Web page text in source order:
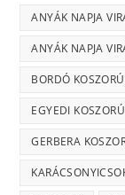
ANYÁK NAPJA
ANYÁK NAPJA
BORDÓ
EGYEDI KOSZORÚ
GERBERA